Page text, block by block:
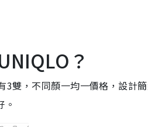
？
雙，不同顏一均一價格，設計